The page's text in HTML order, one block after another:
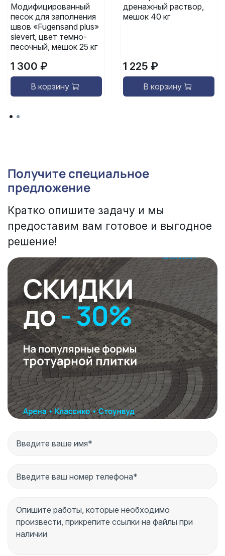
Модифицированный
песок для заполнения
швов «Fugensand plus»
sievert, цвет темно-
песочный, мешок 25 кг
1 300 ₽
В корзину
дренажный раствор,
мешок 40 кг
1 225 ₽
В корзину
Получите специальное
предложение
Кратко опишите задачу и мы
предоставим вам готовое и выгодное
решение!